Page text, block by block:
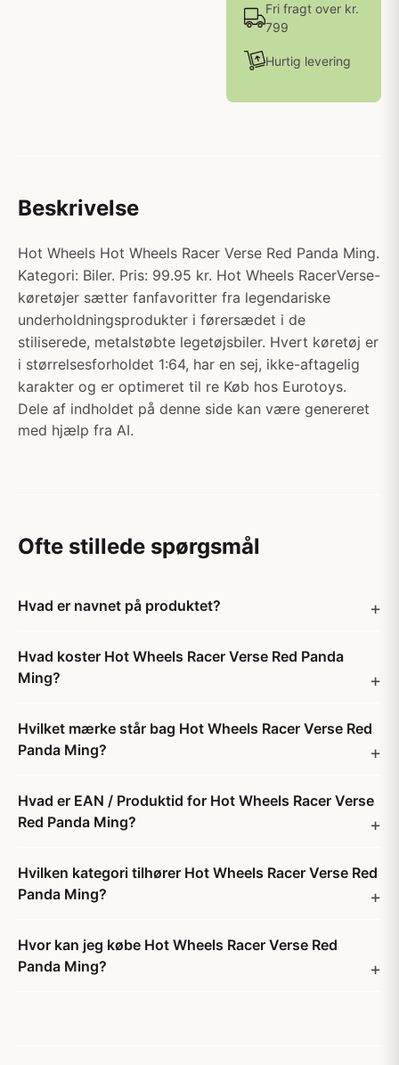
Fri fragt over kr.
799
Hurtig levering
Beskrivelse
Hot Wheels Hot Wheels Racer Verse Red Panda Ming.
Kategori: Biler. Pris: 99.95 kr. Hot Wheels RacerVerse-
køretøjer sætter fanfavoritter fra legendariske
underholdningsprodukter i førersædet i de
stiliserede, metalstøbte legetøjsbiler. Hvert køretøj er
i størrelsesforholdet 1:64, har en sej, ikke-aftagelig
karakter og er optimeret til re Køb hos Eurotoys.
Dele af indholdet på denne side kan være genereret
med hjælp fra AI.
Ofte stillede spørgsmål
Hvad er navnet på produktet?
Hvad koster Hot Wheels Racer Verse Red Panda
Ming?
Hvilket mærke står bag Hot Wheels Racer Verse Red
Panda Ming?
Hvad er EAN / Produktid for Hot Wheels Racer Verse
Red Panda Ming?
Hvilken kategori tilhører Hot Wheels Racer Verse Red
Panda Ming?
Hvor kan jeg købe Hot Wheels Racer Verse Red
Panda Ming?